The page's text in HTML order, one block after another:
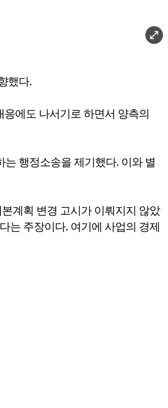
했다.
에도 나서기로 하면서 양측의
행정소송을 제기했다. 이와 별
계획 변경 고시가 이뤄지지 않았
는 주장이다. 여기에 사업의 경제